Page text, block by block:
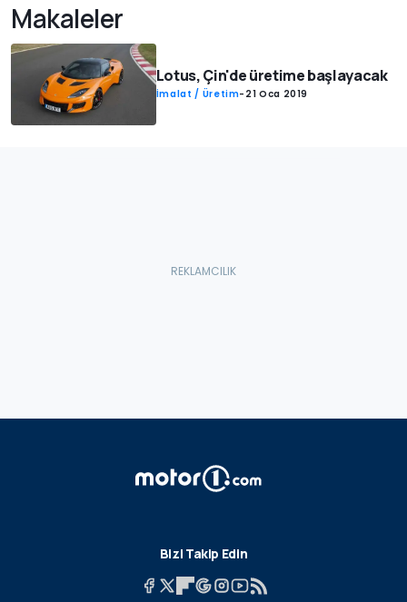
Makaleler
Lotus, Çin'de üretime başlayacak
İmalat / Üretim- 21 Oca 2019
Bizi Takip Edin